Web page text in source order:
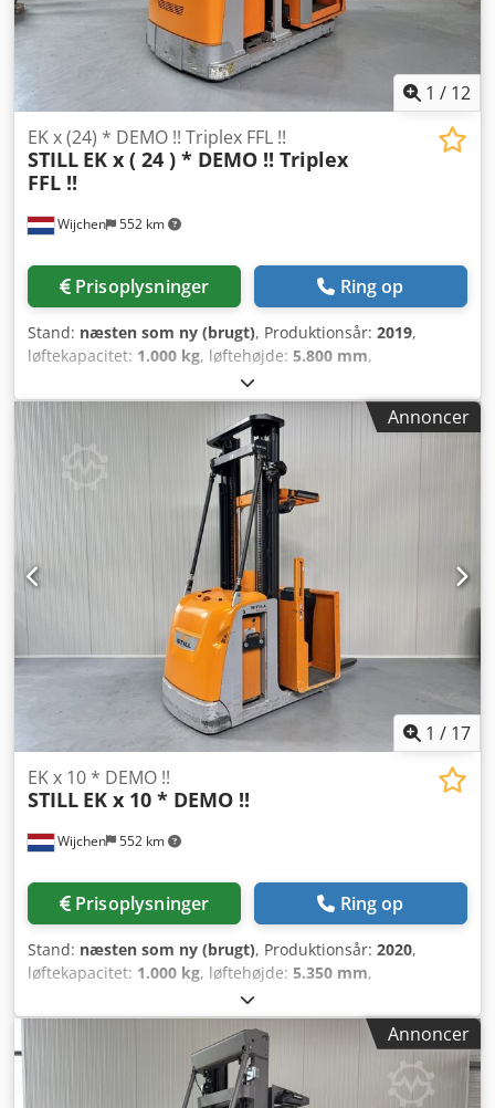
1 / 12
Wijchen 552 km
EK x (24) * DEMO !! Triplex FFL !!
STILL EK x ( 24 ) * DEMO !! Triplex
FFL !!
Prisoplysninger Ring op
Stand: næsten som ny (brugt), Produktionsår: 2019,
løftekapacitet: 1.000 kg, løftehøjde: 5.800 mm,
, driftstimer:
brændstoftype:elektrisk, mastetype:triplex, Producent +
model: STILL EK-X 24 Mast: 3F5800 ID: 25091.5029 Kategori:
Demo Mast: 3F Nedsænket højde: 2450 mm Løftehøjde:
5800 mm Kapacitet: 1000 kg Platformhøjde: 5250 mm
Plukhøjde: 6850 mm Initialløft: Ja Kabinebredde: 1200 mm
Cjdpfx Agozq Uhhs Teha År: 2019 Timer: 955 timer
Batterikapacitet: 24 v / 840 ah Tilvalg: - Triplexmast - Fuld
friløft, stand som NY!
Annoncer
1 / 17
Wijchen 552 km
EK x 10 * DEMO !!
STILL EK x 10 * DEMO !!
Prisoplysninger Ring op
Stand: næsten som ny (brugt), Produktionsår: 2020,
løftekapacitet: 1.000 kg, løftehøjde: 5.350 mm,
, driftstimer:
brændstoftype:elektrisk, mastetype:duplex, Producent +
model: STILL EK-X 10 Mast: 2W5350 ID: 25081.5290
Kategori: Demo Mast: 2W Laveste højde: 2900 mm
Løftehøjde: 5350 mm Kapacitet: 1000 kg Platformshøjde:
Annoncer